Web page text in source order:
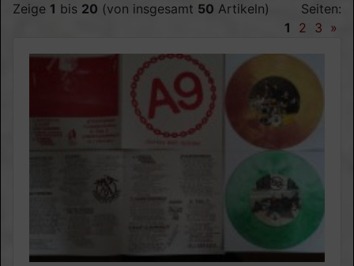
Zeige 1 bis 20 (von insgesamt 50 Artikeln)
Seiten:
1
2 3 »